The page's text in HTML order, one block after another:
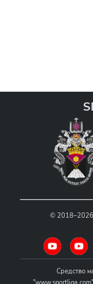
© 2018–2026
Средство